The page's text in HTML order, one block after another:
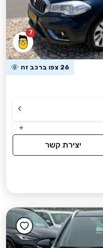
7
26 צפו ברכב זה
יצירת קשר